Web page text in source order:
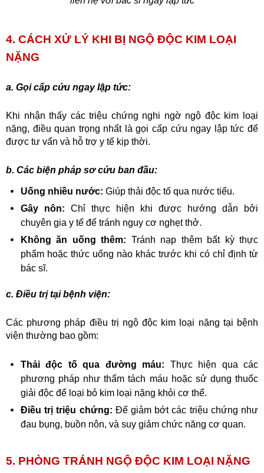
4. CÁCH XỬ LÝ KHI BỊ NGỘ ĐỘC KIM LOẠI
NẶNG
a. Gọi cấp cứu ngay lập tức:
Khi nhận thấy các triệu chứng nghi ngờ ngộ độc kim loại
nặng, điều quan trọng nhất là gọi cấp cứu ngay lập tức để
được tư vấn và hỗ trợ y tế kịp thời.
b. Các biện pháp sơ cứu ban đầu:
Uống nhiều nước: Giúp thải độc tố qua nước tiểu.
Gây nôn: Chỉ thực hiện khi được hướng dẫn bởi
chuyên gia y tế để tránh nguy cơ nghẹt thở.
Không ăn uống thêm: Tránh nạp thêm bất kỳ thực
phẩm hoặc thức uống nào khác trước khi có chỉ định từ
bác sĩ.
c. Điều trị tại bệnh viện:
Các phương pháp điều trị ngộ độc kim loại nặng tại bệnh
viện thường bao gồm:
Thải độc tố qua đường máu: Thực hiện qua các
phương pháp như thẩm tách máu hoặc sử dụng thuốc
giải độc để loại bỏ kim loại nặng khỏi cơ thể.
Điều trị triệu chứng: Để giảm bớt các triệu chứng như
đau bụng, buồn nôn, và suy giảm chức năng cơ quan.
5. PHÒNG TRÁNH NGỘ ĐỘC KIM LOẠI NẶNG